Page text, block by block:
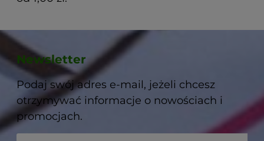
Newsletter
Podaj swój adres e-mail, jeżeli chcesz
otrzymywać informacje o nowościach i
promocjach.